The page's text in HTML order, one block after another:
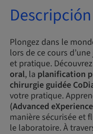
Descripción
Plongez dans le
lors de ce cours
et pratique.
oral, la planification
chirurgie guidée
votre pratique.
(Advanced
manière sécurisée et
le laboratoire. À